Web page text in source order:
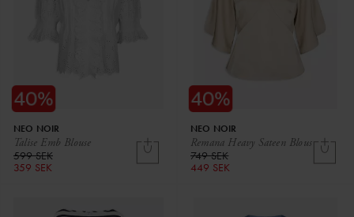
Talise Emb Blouse
NEO NOIR
599 SEK
359 SEK
Remana Heavy Sateen Blous
NEO NOIR
749 SEK
449 SEK